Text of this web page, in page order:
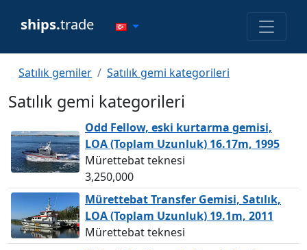
ships.trade
Satılık gemiler Satılık gemi kategorileri
Satılık gemi kategorileri
Odd Fellow, eski kurtarma gemisi,
LOA (Toplam Uzunluk) 16.17m, 1995
Mürettebat teknesi
3,250,000
Mürettebat Transfer Gemisi, Satılık,
LOA (Toplam Uzunluk) 19.1m, 2011
Mürettebat teknesi